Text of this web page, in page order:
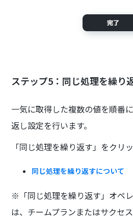
ステップ5：同じ処理を繰り
一気に取得した複数の値を順番
返し設定を行います。
「同じ処理を繰り返す」をクリ
同じ処理を繰り返すについて
※「同じ処理を繰り返す」オペ
は、チームプランまたはサクセ